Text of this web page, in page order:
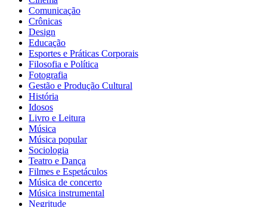
Comunicação
Crônicas
Design
Educação
Esportes e Práticas Corporais
Filosofia e Política
Fotografia
Gestão e Produção Cultural
História
Idosos
Livro e Leitura
Música
Música popular
Sociologia
Teatro e Dança
Filmes e Espetáculos
Música de concerto
Música instrumental
Negritude